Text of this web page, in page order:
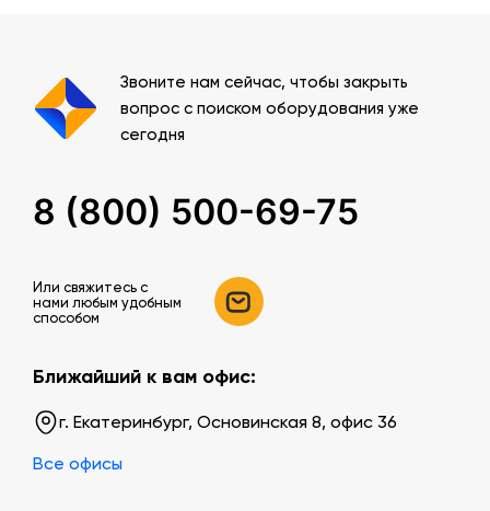
Звоните нам сейчас, чтобы закрыть
вопрос с поиском оборудования уже
сегодня
8 (800) 500-69-75
Или свяжитесь c
нами любым удобным
способом
Ближайший к вам офис:
г. Екатеринбург, Основинская 8, офис 36
Все офисы